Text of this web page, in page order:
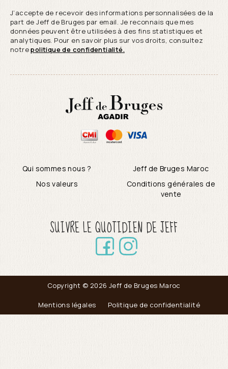
J’accepte de recevoir des informations personnalisées de la
part de Jeff de Bruges par email. Je reconnais que mes
données peuvent être utilisées à des fins statistiques et
analytiques. Pour en savoir plus sur vos droits, consultez
notrepolitique de confidentialité.
Qui sommes nous ?
Jeff de Bruges Maroc
Nos valeurs
Conditions générales de
vente
SUIVRE LE QUOTIDIEN DE JEFF
Copyright © 2026 Jeff de Bruges Maroc
Mentions légales Politique de confidentialité